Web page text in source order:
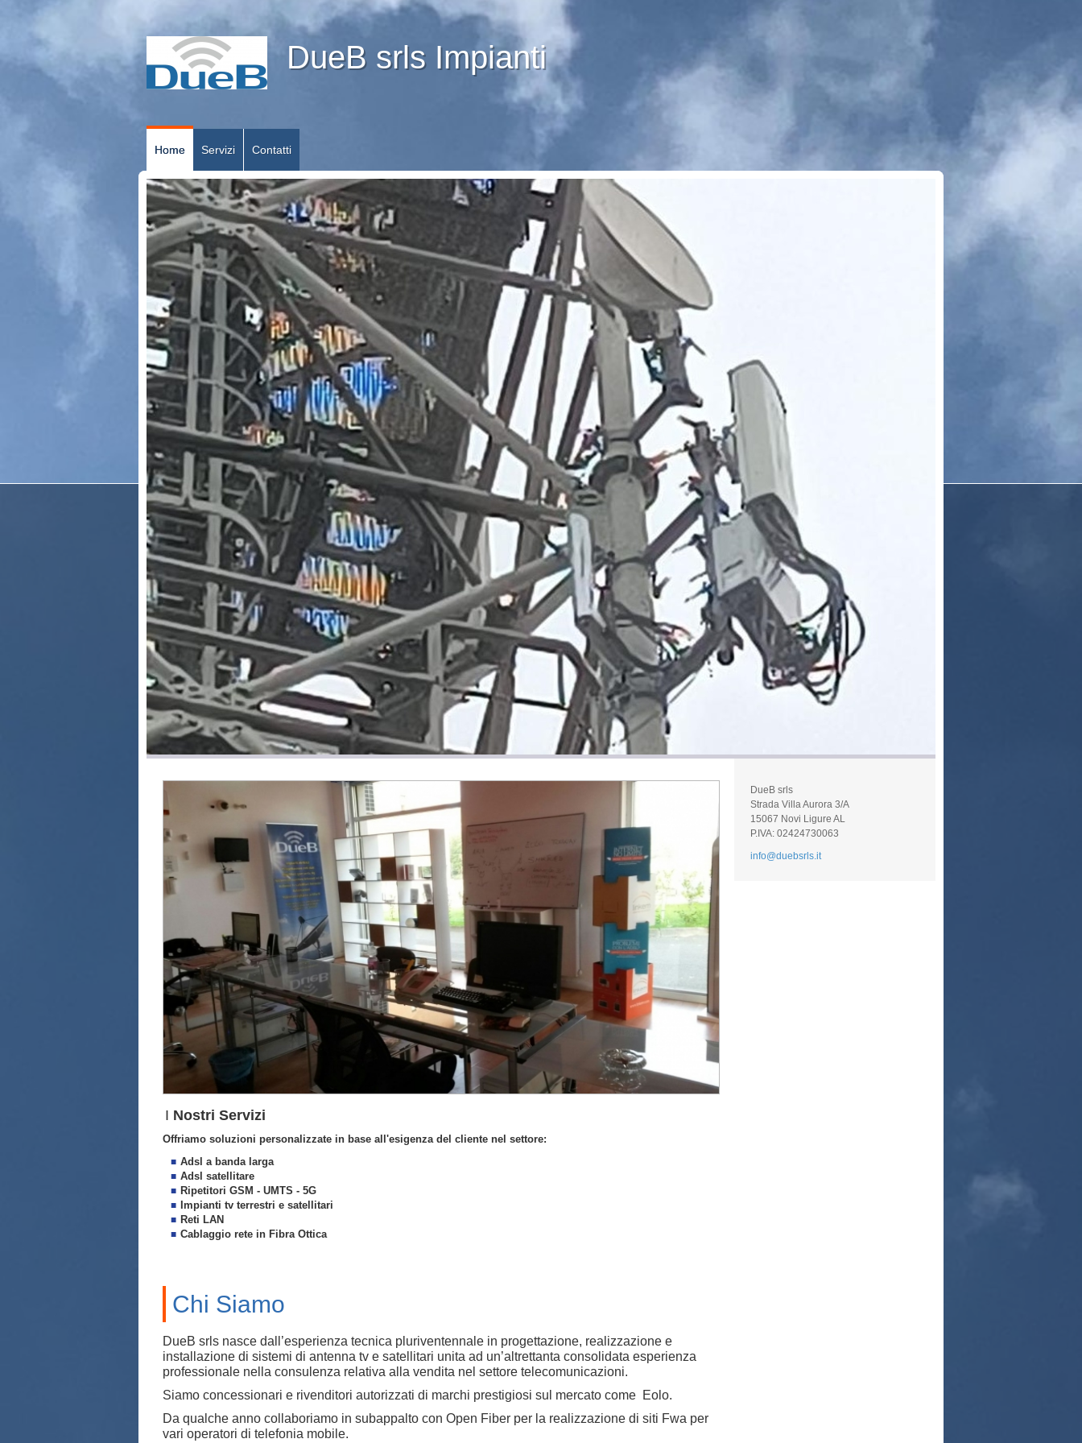
DueB srls Impianti
Home Servizi Contatti
I Nostri Servizi
Offriamo soluzioni personalizzate in base all'esigenza del cliente nel settore:
Adsl a banda larga
Adsl satellitare
Ripetitori GSM - UMTS - 5G
Impianti tv terrestri e satellitari
Reti LAN
Cablaggio rete in Fibra Ottica
Chi Siamo
DueB srls nasce dall’esperienza tecnica pluriventennale in progettazione, realizzazione e
installazione di sistemi di antenna tv e satellitari unita ad un’altrettanta consolidata esperienza
professionale nella consulenza relativa alla vendita nel settore telecomunicazioni.
Siamo concessionari e rivenditori autorizzati di marchi prestigiosi sul mercato come Eolo.
Da qualche anno collaboriamo in subappalto con Open Fiber per la realizzazione di siti Fwa per
vari operatori di telefonia mobile.
DueB srls
Strada Villa Aurora 3/A
15067 Novi Ligure AL
P.IVA: 02424730063
info@duebsrls.it